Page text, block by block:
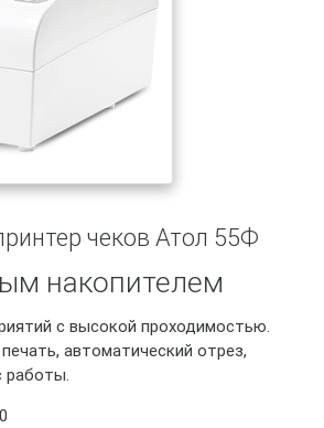
чеков Атол 55Ф
накопителем
с высокой проходимостью.
автоматический отрез,
работы.